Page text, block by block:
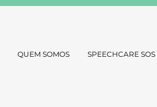
QUEM SOMOS SPEECHCARE SOS